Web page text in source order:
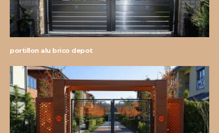
portillon alu brico depot